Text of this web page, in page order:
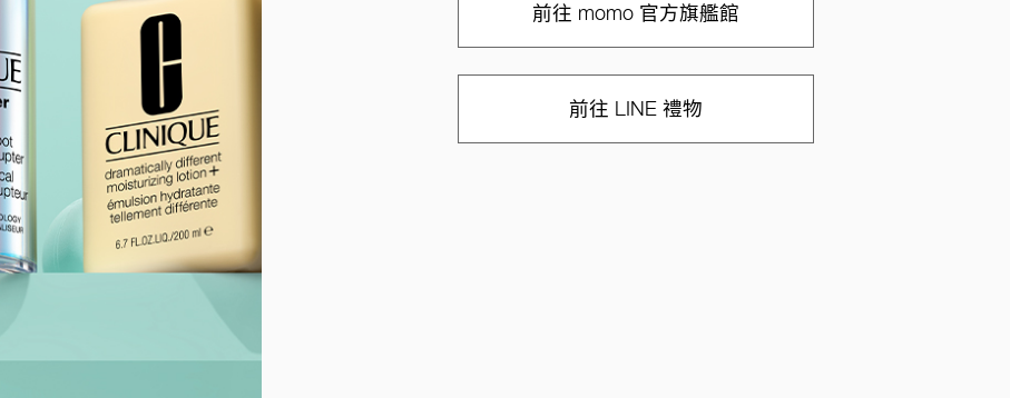
前往 momo 官方旗艦館
前往 LINE 禮物